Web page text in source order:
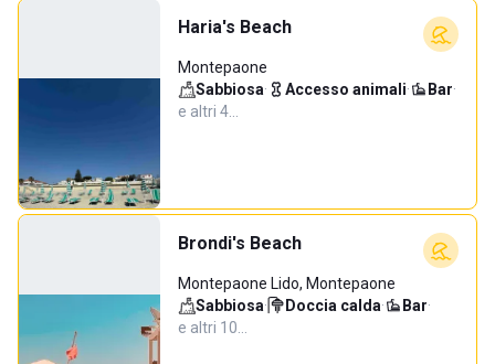
Haria's Beach
Montepaone
Sabbiosa· Accesso animali· Bar·
e altri 4…
Brondi's Beach
Montepaone Lido, Montepaone
Sabbiosa· Doccia calda· Bar·
e altri 10…